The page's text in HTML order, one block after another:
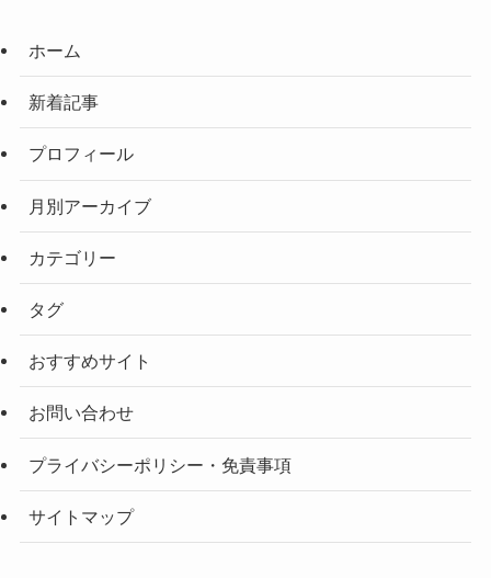
ホーム
新着記事
プロフィール
月別アーカイブ
カテゴリー
タグ
おすすめサイト
お問い合わせ
プライバシーポリシー・免責事項
サイトマップ